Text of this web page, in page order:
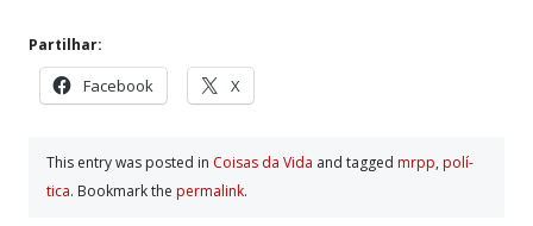
Partilhar:
Facebook X
This entry was posted in Coisas da Vida and tagged mrpp, polí­
tica. Bookmark the permalink.